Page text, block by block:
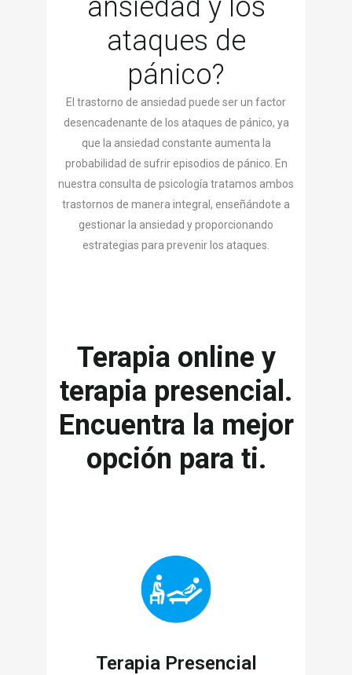
ansiedad y los
ataques de
pánico?
El trastorno de ansiedad puede ser un factor
desencadenante de los ataques de pánico, ya
que la ansiedad constante aumenta la
probabilidad de sufrir episodios de pánico. En
nuestra consulta de psicología tratamos ambos
trastornos de manera integral, enseñándote a
gestionar la ansiedad y proporcionando
estrategias para prevenir los ataques.
Terapia online y
terapia presencial.
Encuentra la mejor
opción para ti.
Terapia Presencial